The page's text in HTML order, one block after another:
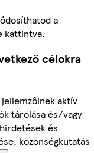
a
kattintva.
célokra
jellemzőinek aktív
tárolása és/vagy
és
közönségkutatás